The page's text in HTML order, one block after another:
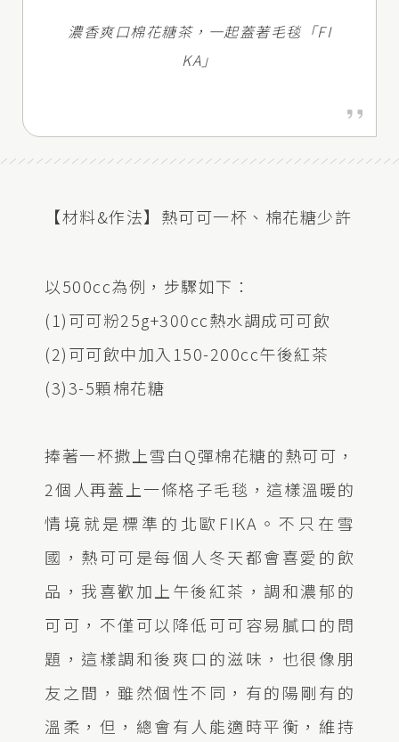
濃香爽口棉花糖茶，一起蓋著毛毯「FI
KA」
【材料&作法】熱可可一杯、棉花糖少許
以500cc為例，步驟如下：
(1)可可粉25g+300cc熱水調成可可飲
(2)可可飲中加入150-200cc午後紅茶
(3)3-5顆棉花糖
捧著一杯撒上雪白Q彈棉花糖的熱可可，
2個人再蓋上一條格子毛毯，這樣溫暖的
情境就是標準的北歐FIKA。不只在雪
國，熱可可是每個人冬天都會喜愛的飲
品，我喜歡加上午後紅茶，調和濃郁的
可可，不僅可以降低可可容易膩口的問
題，這樣調和後爽口的滋味，也很像朋
友之間，雖然個性不同，有的陽剛有的
溫柔，但，總會有人能適時平衡，維持